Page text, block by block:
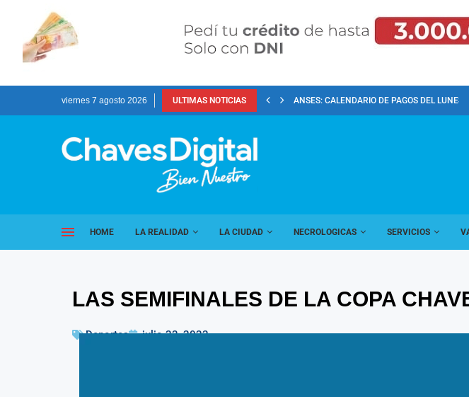
viernes 7 agosto 2026 ULTIMAS NOTICIAS ANSES: CALENDARIO DE PAGOS DEL LUNES
HOME LA REALIDAD LA CIUDAD NECROLOGICAS SERVICIOS
LAS SEMIFINALES DE LA COPA
Deportes julio 23, 2022